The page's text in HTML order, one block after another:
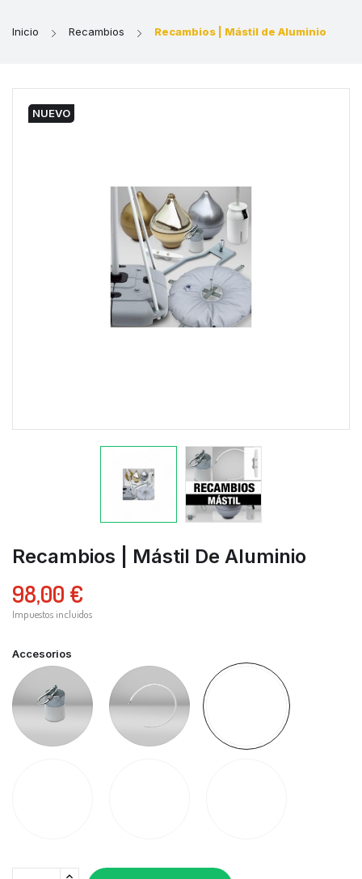
Inicio Recambios Recambios | Mástil de Aluminio
NUEVO
Recambios | Mástil De Aluminio
98,00 €
Impuestos incluidos
Accesorios
mosquetón
de
seguridad
plástico
giratorio
con
brazo